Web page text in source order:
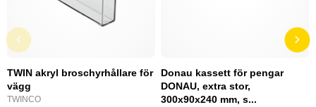
TWIN akryl broschyrhållare för
vägg
TWINCO
Donau kassett för pengar
DONAU, extra stor,
300x90x240 mm, s...